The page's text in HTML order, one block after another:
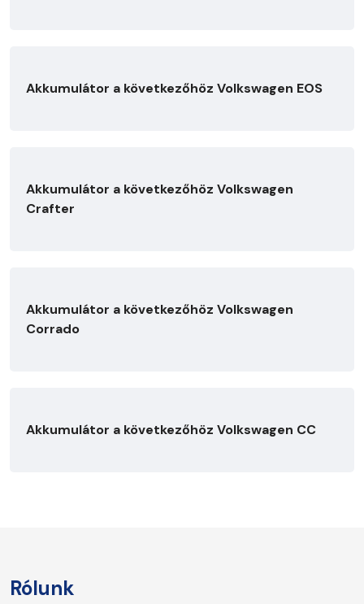
Akkumulátor a következőhöz Volkswagen EOS
Akkumulátor a következőhöz Volkswagen
Crafter
Akkumulátor a következőhöz Volkswagen
Corrado
Akkumulátor a következőhöz Volkswagen CC
Rólunk